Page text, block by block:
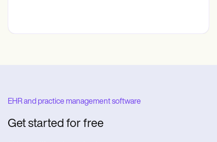
EHR and practice management software
Get started for free